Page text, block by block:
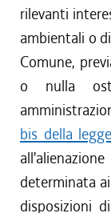
rilevanti
ambientali o
Comune,
o nulla
bis della
determinata
disposizioni